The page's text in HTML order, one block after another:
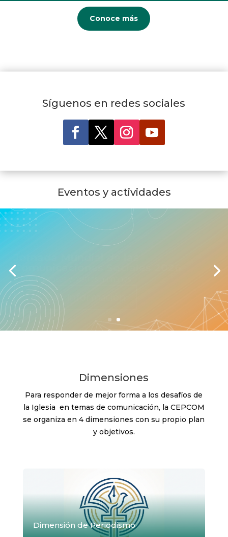
Conoce más
Síguenos en redes sociales
Eventos y actividades
Jornada Mundial de las
Custodiar voces y rostros humanos
Ver más información
Dimensiones
Para responder de mejor forma a los desafíos de
la Iglesia en temas de comunicación, la CEPCOM
se organiza en 4 dimensiones con su propio plan
y objetivos.
Dimensión de Periodismo